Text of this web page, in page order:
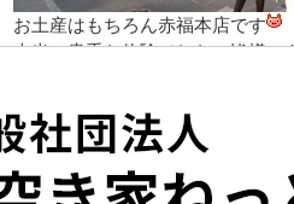
お土産はもちろん赤福本店です
本当に貴重な体験でした。皆様に
今年の秋には、新しい神殿が完
してみて下さい。
私達いちご不動産もますます皆
これからもどうぞよろしくお願い